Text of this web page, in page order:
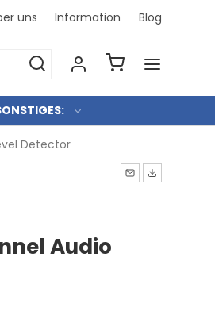
uns Information Blog
Detector
Audio